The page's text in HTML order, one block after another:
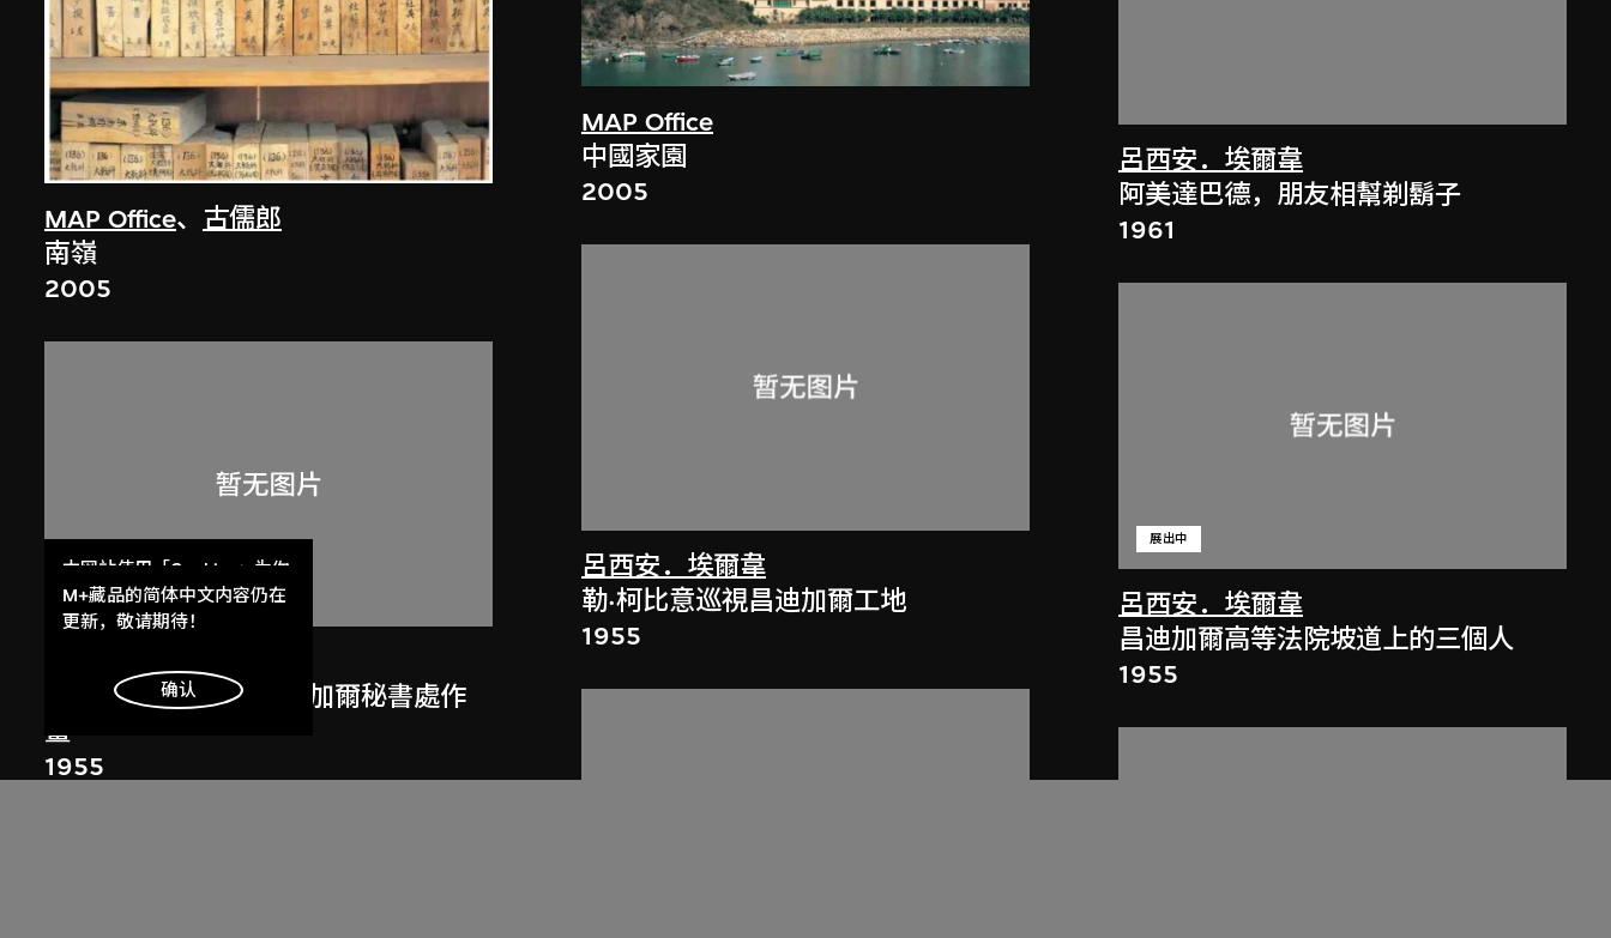
MAP Office、 古儒郎
南嶺
2005
呂西安．埃爾韋
勒．柯比意於印度昌迪加爾秘書處作
畫
1955
MAP Office
中國家園
2005
呂西安．埃爾韋
勒·柯比意巡視昌迪加爾工地
1955
呂西安．埃爾韋
阿美達巴德，朋友相幫剃鬍子
1961
呂西安．埃爾韋
展出中
昌迪加爾高等法院坡道上的三個人
1955
本网站使用「Cookies」为你
提供最好的网站体验。
了解更多
明白
M+藏品的简体中文内容仍在
更新，敬请期待！
确认